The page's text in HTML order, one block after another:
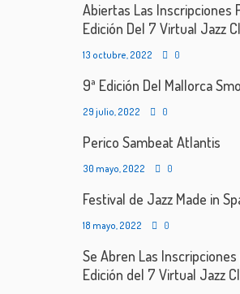
Abiertas Las Inscripciones
Edición Del 7 Virtual Jazz
13 octubre, 2022 0
9ª Edición Del Mallorca
29 julio, 2022 0
Perico Sambeat Atlantis
30 mayo, 2022 0
Festival de Jazz Made in
18 mayo, 2022 0
Se Abren Las
Edición del 7 Virtual Jazz